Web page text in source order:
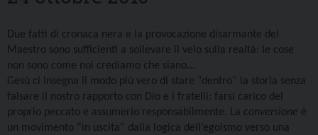
Due fatti di cronaca nera e la provocazione disarmante del
Maestro sono sufficienti a sollevare il velo sulla realtà: le cose
non sono come noi crediamo che siano...
Gesù ci insegna il modo più vero di stare “dentro” la storia senza
falsare il nostro rapporto con Dio e i fratelli: farsi carico del
proprio peccato e assumerlo responsabilmente. La conversione è
un movimento “in uscita” dalla logica dell’egoismo verso una